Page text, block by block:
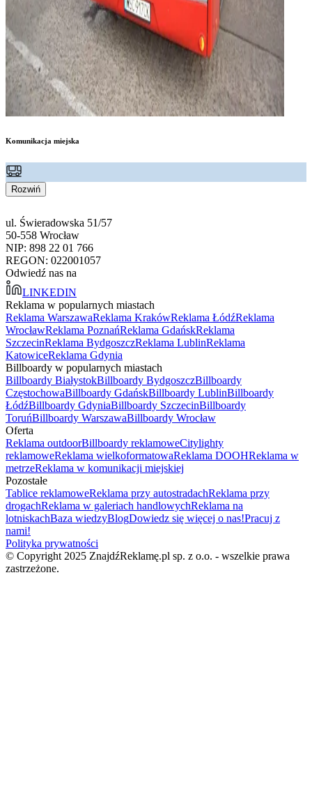
Komunikacja miejska
Rozwiń
ul. Świeradowska 51/57
50-558 Wrocław
NIP: 898 22 01 766
REGON: 022001057
Odwiedź nas na
LINKEDIN
Reklama w popularnych miastach
Reklama WarszawaReklama KrakówReklama ŁódźReklama
WrocławReklama PoznańReklama GdańskReklama
SzczecinReklama BydgoszczReklama LublinReklama
KatowiceReklama Gdynia
Billboardy w popularnych miastach
Billboardy BiałystokBillboardy BydgoszczBillboardy
CzęstochowaBillboardy GdańskBillboardy LublinBillboardy
ŁódźBillboardy GdyniaBillboardy SzczecinBillboardy
ToruńBillboardy WarszawaBillboardy Wrocław
Oferta
Reklama outdoorBillboardy reklamoweCitylighty
reklamoweReklama wielkoformatowaReklama DOOHReklama w
metrzeReklama w komunikacji miejskiej
Pozostałe
Tablice reklamoweReklama przy autostradachReklama przy
drogachReklama w galeriach handlowychReklama na
lotniskachBaza wiedzyBlogDowiedz się więcej o nas!Pracuj z
nami!
Polityka prywatności
© Copyright 2025 ZnajdźReklamę.pl sp. z o.o. - wszelkie prawa
zastrzeżone.